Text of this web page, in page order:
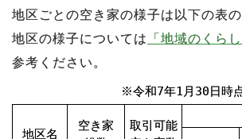
地区ごとの空き家の様子は以下の表
地区の様子については 「地域のくら
参考ください。
※令和7年1月30日時
地区名
空き家
取引可能